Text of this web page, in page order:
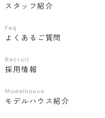
スタッフ紹介
Faq
よくあるご質問
Recruit
採用情報
Modelhouse
モデルハウス紹介